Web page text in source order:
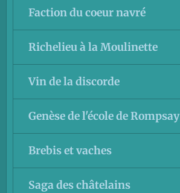
Faction du coeur navré
Richelieu à la Moulinette
Vin de la discorde
Genèse de l'école de Rompsay
Brebis et vaches
Saga des châtelains